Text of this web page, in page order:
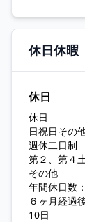
休日休暇
休日
休日
日祝日その
週休二日制
第２、第４
その他
年間休日数
６ヶ月経過
10日